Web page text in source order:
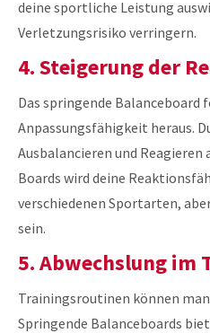
deine sportliche Leistung
Verletzungsrisiko verringern.
4. Steigerung der
Das springende Balanceboard
Anpassungsfähigkeit heraus.
Ausbalancieren und Reagieren
Boards wird deine
verschiedenen Sportarten,
sein.
5. Abwechslung im
Trainingsroutinen können
Springende Balanceboards